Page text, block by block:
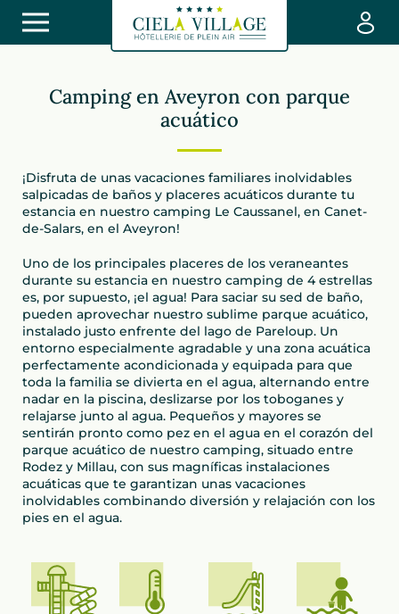
Camping en Aveyron con parque
acuático
¡Disfruta de unas vacaciones familiares inolvidables
salpicadas de baños y placeres acuáticos durante tu
estancia en nuestro camping Le Caussanel, en Canet-
de-Salars, en el Aveyron!
Uno de los principales placeres de los veraneantes
durante su estancia en nuestro camping de 4 estrellas
es, por supuesto, ¡el agua! Para saciar su sed de baño,
pueden aprovechar nuestro sublime parque acuático,
instalado justo enfrente del lago de Pareloup. Un
entorno especialmente agradable y una zona acuática
perfectamente acondicionada y equipada para que
toda la familia se divierta en el agua, alternando entre
nadar en la piscina, deslizarse por los toboganes y
relajarse junto al agua. Pequeños y mayores se
sentirán pronto como pez en el agua en el corazón del
parque acuático de nuestro camping, situado entre
Rodez y Millau, con sus magníficas instalaciones
acuáticas que te garantizan unas vacaciones
inolvidables combinando diversión y relajación con los
pies en el agua.